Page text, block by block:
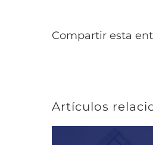
Compartir esta
Artículos